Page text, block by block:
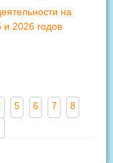
на
2026 годов
5 6 7 8